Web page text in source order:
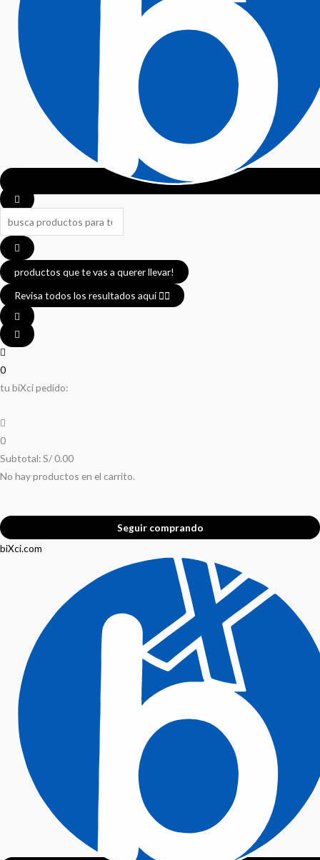
Search
...
productos que te vas a querer llevar!
Revisa todos los resultados aquí 👈🏼
0
tu biXci pedido:
0
Subtotal:S/ 0.00
No hay productos en el carrito.
Seguir comprando
biXci.com